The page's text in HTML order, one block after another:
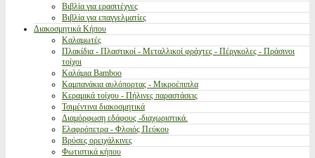
Βιβλία για ερασιτέχνες
Βιβλία για επαγγελματίες
Διακοσμητικά Κήπου
Καλαμωτές
Πλακίδια - Πλαστικοί - Μεταλλικοί φράχτες - Πέργκολες - Πράσινοι
τοίχοι
Καλάμια Bamboo
Καμπανάκια αυλόπορτας - Μικροέπιπλα
Κεραμικά τοίχου - Πήλινες παραστάσεις
Τσιμέντινα διακοσμητικά
Διαμόρφωση εδάφους -διαχωριστικά.
Ελαφρόπετρα - Φλοιός Πεύκου
Βρύσες ορειχάλκινες
Φωτιστικά κήπου